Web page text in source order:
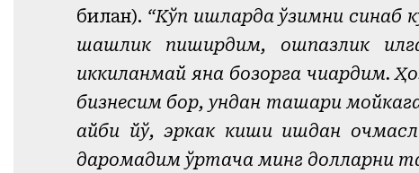
билан). “Кўп ишларда ўзимни синаб
шашлик пиширдим, ошпазлик
иккиланмай яна бозорга чиқардим.
бизнесим бор, ундан ташқари
айби йўқ, эркак киши ишдан
даромадим ўртача минг долларни